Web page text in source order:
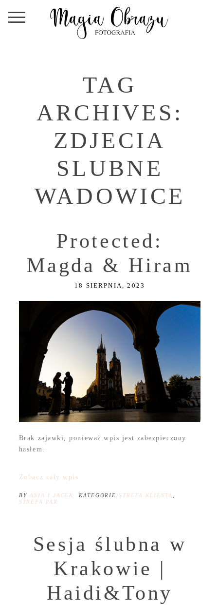
TAG
ARCHIVES:
ZDJECIA
SLUBNE
WADOWICE
Protected:
Magda & Hiram
18 SIERPNIA, 2023
Brak zajawki, ponieważ wpis jest zabezpieczony
hasłem.
Zobacz cały wpis
BY ANIA I JACEK KATEGORIE: STREFA KLIENTA
STREFA PAR
Sesja ślubna w
Krakowie |
Haidi&Tony